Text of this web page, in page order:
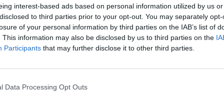
interest-based ads based on personal information utilized by us
to third parties prior to your opt-out. You may separately
of your personal information by third parties on the IAB’s list of
This information may also be disclosed by us to third parties on the
Participants that may further disclose it to other third parties.
Data Processing Opt Outs
e Bar
per sorseggiare un ottimo drink in totale relax.
dispone di splendido roof garden ed è l'ideale per lo svolgimento di